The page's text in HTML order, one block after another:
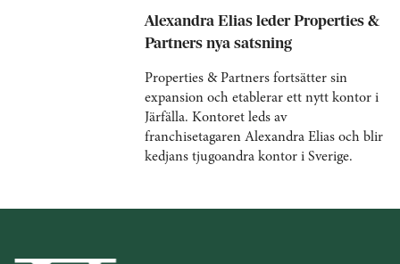
Alexandra Elias leder Properties &
Partners nya satsning
Properties & Partners fortsätter sin
expansion och etablerar ett nytt kontor i
Järfälla. Kontoret leds av
franchisetagaren Alexandra Elias och blir
kedjans tjugoandra kontor i Sverige.